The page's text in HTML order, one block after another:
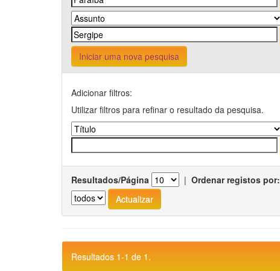
Iniciar uma nova pesquisa
Adicionar filtros:
Utilizar filtros para refinar o resultado da pesquisa.
Resultados/Página | Ordenar registos por:
Resultados 1-1 de 1.